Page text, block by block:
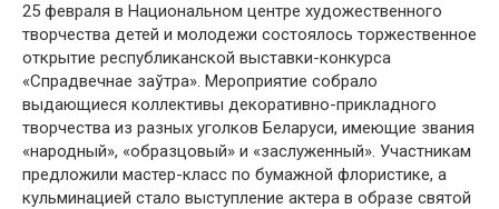
25 февраля в Национальном центре художественного
творчества детей и молодежи состоялось торжественное
открытие республиканской выставки-конкурса
«Спрадвечнае заўтра». Мероприятие собрало
выдающиеся коллективы декоративно-прикладного
творчества из разных уголков Беларуси, имеющие звания
«народный», «образцовый» и «заслуженный». Участникам
предложили мастер-класс по бумажной флористике, а
кульминацией стало выступление актера в образе святой